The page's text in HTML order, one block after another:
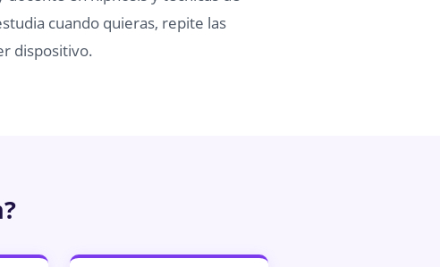
cuando quieras, repite las
dispositivo.